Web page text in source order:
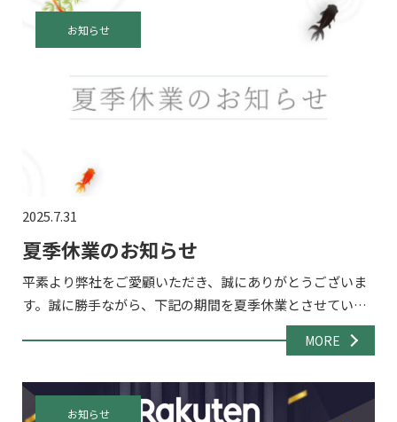
2025.7.31
夏季休業のお知らせ
平素より弊社をご愛顧いただき、誠にありがとうございま
す。誠に勝手ながら、下記の期間を夏季休業とさせていた
だきます。 ■休業期間：2025年8月13日（水）～8月17日
（日） 8/18(月)から通常通り営業開始いたしますの […]
お知らせ
MORE
お知らせ